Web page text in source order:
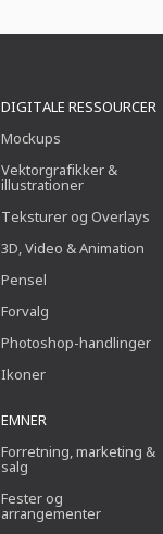
DIGITALE RESSOURCER
Mockups
Vektorgrafikker &
illustrationer
Teksturer og Overlays
3D, Video & Animation
Pensel
Forvalg
Photoshop-handlinger
Ikoner
EMNER
Forretning, marketing &
salg
Fester og
arrangementer